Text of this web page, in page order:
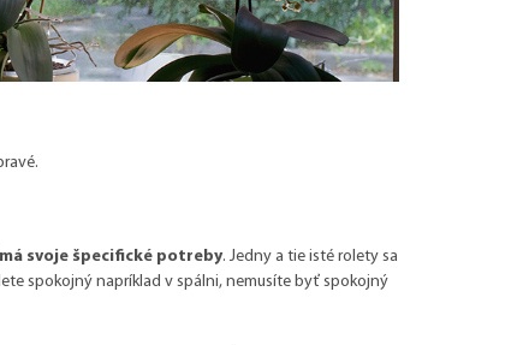
svoje špecifické potreby. Jedny a tie isté rolety sa
spokojný napríklad v spálni, nemusíte byť spokojný